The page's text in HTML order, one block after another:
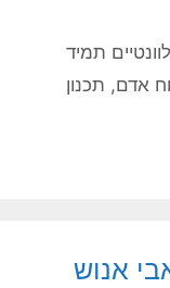
תמיד
אדם, תכנון
אנוש